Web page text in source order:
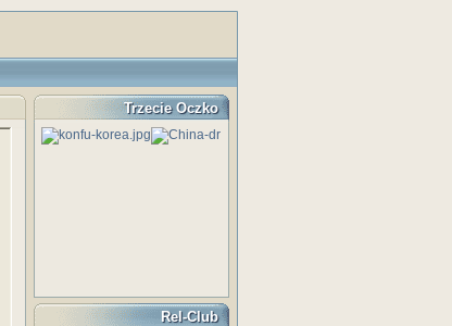
Trzecie Oczko
Rel-Club